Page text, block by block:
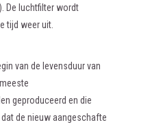
De luchtfilter wordt
tijd weer uit.
van de levensduur van
geproduceerd en die
de nieuw aangeschafte